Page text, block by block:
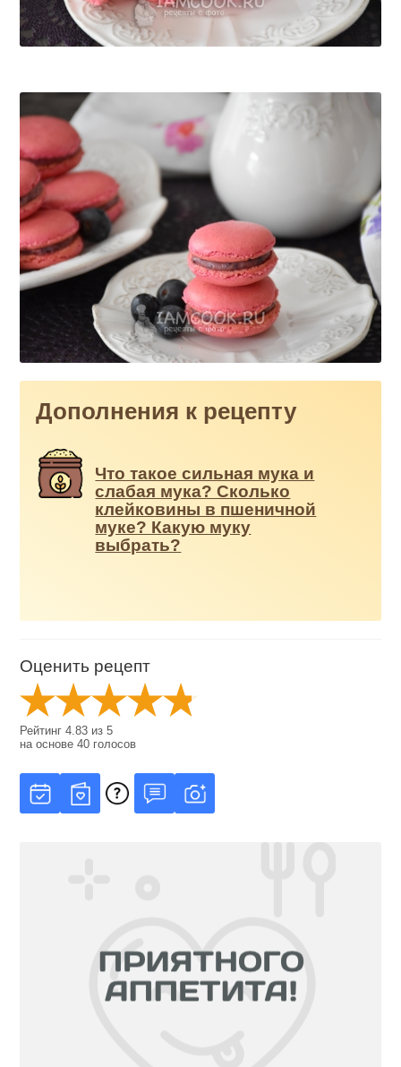
Дополнения к рецепту
Что такое сильная мука и
слабая мука? Сколько
клейковины в пшеничной
муке? Какую муку
выбрать?
Оценить рецепт
Рейтинг4.83 из5
на основе40 голосов